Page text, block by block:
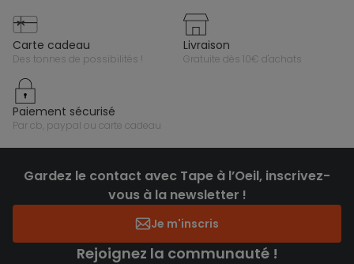
carte cadeau
des tonnes de possibilités !
livraison
gratuite dès 10€ d'achats
paiement sécurisé
par cb, paypal ou carte cadeau
Gardez le contact avec Tape à l’Oeil, inscrivez-
vous à la newsletter !
Je m'inscris
Rejoignez la communauté !